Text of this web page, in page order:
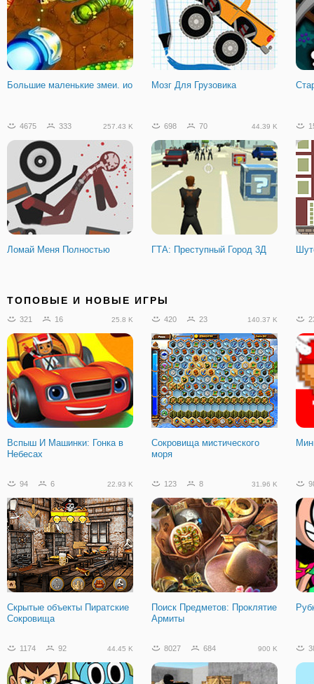
Большие маленькие змеи. ио Мозг Для Грузовика
4675 333 257.43 K
Ломай Меня Полностью
698 70 44.39 K
ГТА: Преступный Город 3Д
Орион Песочница:
Улучшенный
Рыбка Ест Рыбку 3
386
Динозавр Рекс в Рио
ТОПОВЫЕ И НОВЫЕ ИГРЫ
321 16 25.8 K
Вспыш И Машинки: Гонка в
Небесах
420 23 140.37 K
Сокровища мистического
моря
94 6 22.93 K
Скрытые объекты Пиратские
Сокровища
123 8 31.96 K
Поиск Предметов: Проклятие
Армиты
1174 92 44.45 K 8027 684 900 K